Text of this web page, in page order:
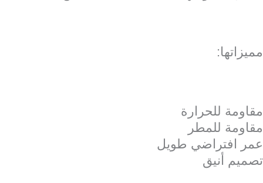
مميزاتها:
مقاومة للحرارة
مقاومة للمطر
عمر افتراضي طويل
تصميم أنيق